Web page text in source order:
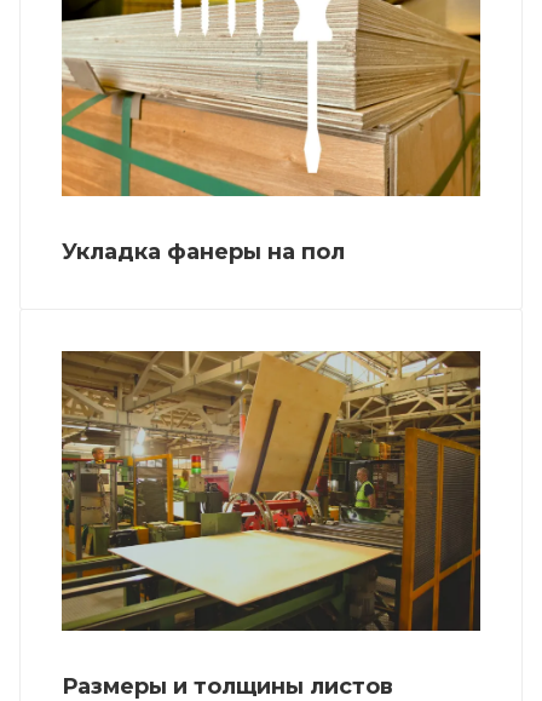
Укладка фанеры на пол
Размеры и толщины листов